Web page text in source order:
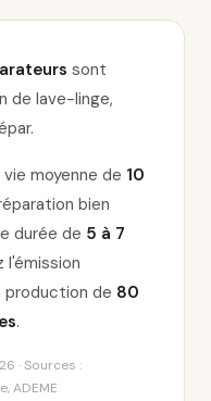
sont
de lave-linge,
.
moyenne de 10
bien
durée de 5 à 7
l'émission
production de 80
.
· Sources :
ADEME